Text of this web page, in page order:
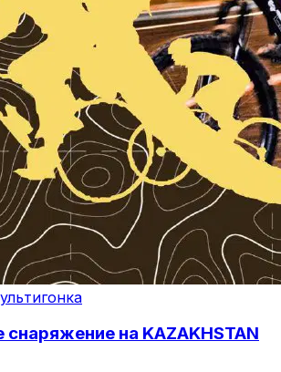
на KAZAKHSTAN